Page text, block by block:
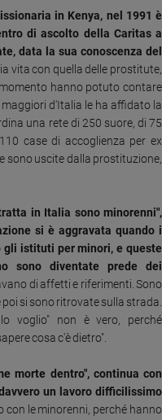
in Kenya, nel 1991 è
di ascolto della Caritas a
data la sua conoscenza del
vita con quella delle prostitute,
hanno potuto contare
maggiori d'Italia le ha affidato la
una rete di 250 suore, di 75
case di accoglienza per ex
sono uscite dalla prostituzione,
in Italia sono minorenni",
si è aggravata quando i
gli istituti per minori, e queste
sono diventate prede dei
di affetti e riferimenti. Sono
si sono ritrovate sulla strada.
voglio" non è vero, perché
cosa c'è dietro".
morte dentro", continua con
un lavoro difficilissimo
con le minorenni, perché hanno